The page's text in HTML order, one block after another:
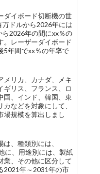
ダイボード切断機の世
ドルから2026年には
2026年の間にxx％の
。レーザーダイボード
5年間でxx％の年率で
メリカ、カナダ、メキ
ギリス、フランス、ロ
国、インド、韓国、東
などを対象にして、
場規模を算出しまし
、種類別には、
に、用途別には、製紙
業、その他に区分して
2021年～2031年の市